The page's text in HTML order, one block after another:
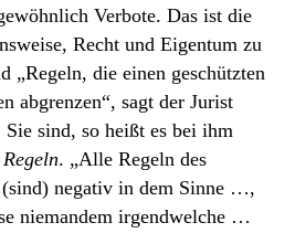
Verbote. Das ist die
Recht und Eigentum zu
„Regeln, die einen geschützten
abgrenzen“, sagt der Jurist
sind, so heißt es bei ihm
. „Alle Regeln des
(sind) negativ in dem Sinne …,
niemandem irgendwelche …